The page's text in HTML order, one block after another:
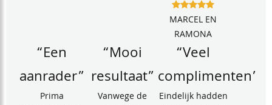
MARCEL EN
RAMONA
“Een
aanrader”
Prima
“Mooi
resultaat”
Vanwege de
“Veel
complimenten”
Eindelijk hadden